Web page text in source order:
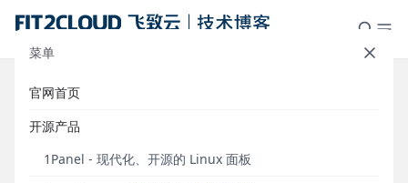
菜单
官网首页
开源产品
1Panel - 现代化、开源的 Linux 面板
智能体、工具新增触发器触发能
力，MaxKB开源企业级智能体平台